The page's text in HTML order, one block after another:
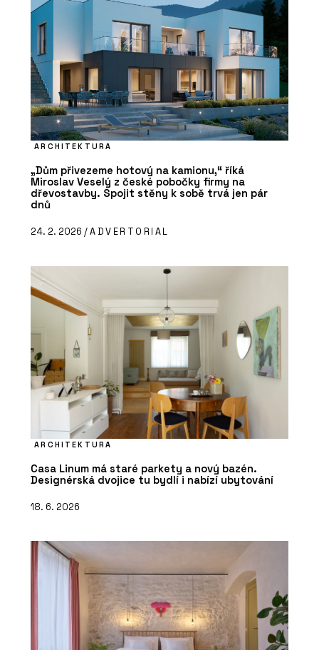
ARCHITEKTURA
„Dům přivezeme hotový na kamionu,“ říká
Miroslav Veselý z české pobočky firmy na
dřevostavby. Spojit stěny k sobě trvá jen pár
dnů
24. 2. 2026 /ADVERTORIAL
ARCHITEKTURA
Casa Linum má staré parkety a nový bazén.
Designérská dvojice tu bydlí i nabízí ubytování
18. 6. 2026